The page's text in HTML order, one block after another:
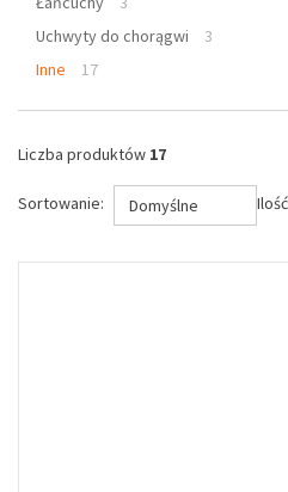
Uchwyty do chorągwi
3
Inne
17
Liczba produktów 17
Sortowanie: Domyślne